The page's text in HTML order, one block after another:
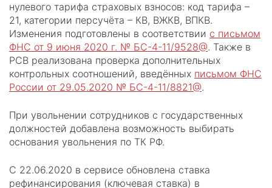
нулевого тарифа страховых взносов: код тарифа –
21, категории персучёта – КВ, ВЖКВ, ВПКВ.
Изменения подготовлены в соответствии с письмом
ФНС от 9 июня 2020 г. № БС-4-11/9528@. Также в
РСВ реализована проверка дополнительных
контрольных соотношений, введённых письмом ФНС
России от 29.05.2020 № БС-4-11/8821@.
При увольнении сотрудников с государственных
должностей добавлена возможность выбирать
основания увольнения по ТК РФ.
С 22.06.2020 в сервисе обновлена ставка
рефинансирования (ключевая ставка) в